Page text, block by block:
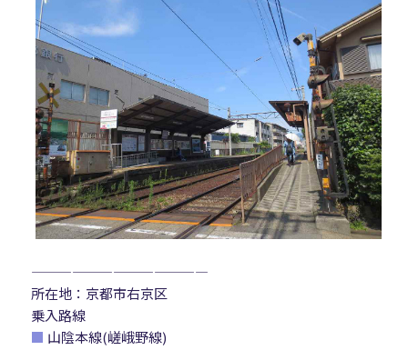
—————————————
所在地：京都市右京区
乗入路線
■ 山陰本線(嵯峨野線)